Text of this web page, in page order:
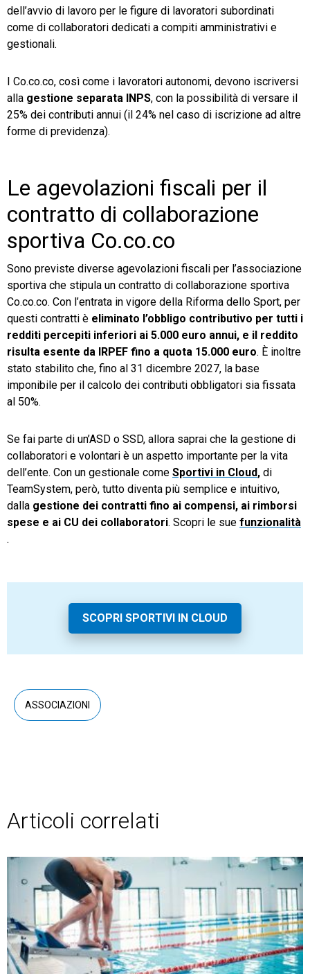
dell’avvio di lavoro per le figure di lavoratori subordinati
come di collaboratori dedicati a compiti amministrativi e
gestionali.
I Co.co.co, così come i lavoratori autonomi, devono iscriversi
alla gestione separata INPS, con la possibilità di versare il
25% dei contributi annui (il 24% nel caso di iscrizione ad altre
forme di previdenza).
Le agevolazioni fiscali per il
contratto di collaborazione
sportiva Co.co.co
Sono previste diverse agevolazioni fiscali per l’associazione
sportiva che stipula un contratto di collaborazione sportiva
Co.co.co. Con l’entrata in vigore della Riforma dello Sport, per
questi contratti è eliminato l’obbligo contributivo per tutti i
redditi percepiti inferiori ai 5.000 euro annui, e il reddito
risulta esente da IRPEF fino a quota 15.000 euro. È inoltre
stato stabilito che, fino al 31 dicembre 2027, la base
imponibile per il calcolo dei contributi obbligatori sia fissata
al 50%.
Se fai parte di un’ASD o SSD, allora saprai che la gestione di
collaboratori e volontari è un aspetto importante per la vita
dell’ente. Con un gestionale come Sportivi in Cloud, di
TeamSystem, però, tutto diventa più semplice e intuitivo,
dalla gestione dei contratti fino ai compensi, ai rimborsi
spese e ai CU dei collaboratori. Scopri le sue funzionalità
.
SCOPRI SPORTIVI IN CLOUD
ASSOCIAZIONI
Articoli correlati